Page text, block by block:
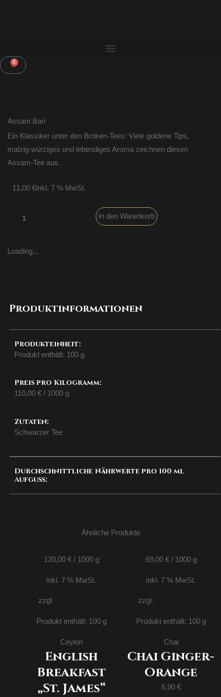
Menü
0WARENKORB
Assam Bari
Ein Klassiker unter den Broken-Tees: Viele goldene Tips,
malzig-würziges und lebendiges Aroma zeichnen diesen
Assam-Tee aus.
11,00 €inkl. 7 % MwSt.
In den Warenkorb
Loading...
Produktinformationen
Produkteinheit:
Produkt enthält: 100 g
Preis pro Kilogramm:
110,00 €/ 1000 g
Zutaten:
Schwarzer Tee
Durchschnittliche Nährwerte pro 100 ml
Aufguss:
Ähnliche Produkte
120,00 €/ 1000 g
inkl. 7 % MwSt.
zzgl.
Produkt enthält: 100 g
Ceylon
English
Breakfast
„St. James“
69,00 €/ 1000 g
inkl. 7 % MwSt.
zzgl.
Produkt enthält: 100 g
Chai
Chai Ginger-
Orange
6,90 €